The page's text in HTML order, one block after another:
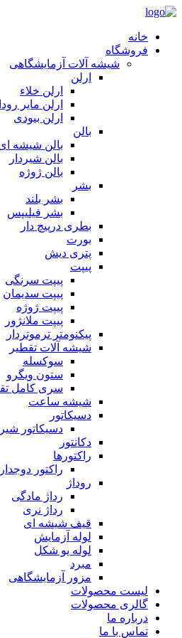
خانه
فروشگاه
شیشه آلات آزمایشگاهی
ارلن
ارلن خلاء
ارلن مایر
ارلن بیودی
بالن
بالن شیشه
بالن شیردار
بالن ژوژه
بشر
بشر بلند
بشر فیلیپس
بطری درپیچ دار
بورت
پتری دیش
پیپت
پیپت سرنگی
پیپت سدیمان
پیپت ژوژه
پیپت ملانژور
پیکنومتر ترموتردار
شیشه آلات تقطیر
سوکسله
ستون ویگرو
سری کامل
شیشه ساعت
دسیکاتور
دسیکاتور
دکانتور
راکتورها
راکتور
روداژ
رداژ مادگی
رداژ نری
قیف شیشه ای
لوله آزمایش
لوله یو شکل
مبرد
مزور آزمایشگاهی
لیست محصولات
گالری محصولات
درباره ما
تماس با ما